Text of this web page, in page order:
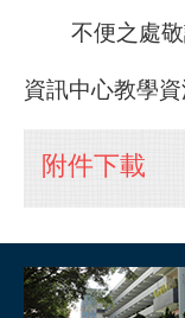
不便之處敬
資訊中心教學資
附件下載